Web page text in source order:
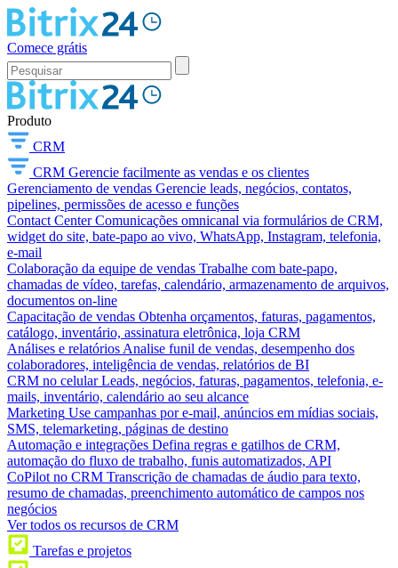
Comece grátis
Produto
CRM
CRM Gerencie facilmente as vendas e os clientes
Gerenciamento de vendas Gerencie leads, negócios, contatos,
pipelines, permissões de acesso e funções
Contact Center Comunicações omnicanal via formulários de CRM,
widget do site, bate-papo ao vivo, WhatsApp, Instagram, telefonia,
e-mail
Colaboração da equipe de vendas Trabalhe com bate-papo,
chamadas de vídeo, tarefas, calendário, armazenamento de arquivos,
documentos on-line
Capacitação de vendas Obtenha orçamentos, faturas, pagamentos,
catálogo, inventário, assinatura eletrônica, loja CRM
Análises e relatórios Analise funil de vendas, desempenho dos
colaboradores, inteligência de vendas, relatórios de BI
CRM no celular Leads, negócios, faturas, pagamentos, telefonia, e-
mails, inventário, calendário ao seu alcance
Marketing Use campanhas por e-mail, anúncios em mídias sociais,
SMS, telemarketing, páginas de destino
Automação e integrações Defina regras e gatilhos de CRM,
automação do fluxo de trabalho, funis automatizados, API
CoPilot no CRM Transcrição de chamadas de áudio para texto,
resumo de chamadas, preenchimento automático de campos nos
negócios
Ver todos os recursos de CRM
Tarefas e projetos